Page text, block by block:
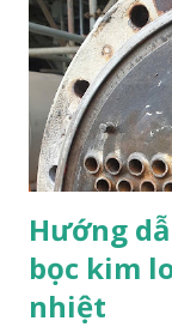
Hướng
bọc kim
nhiệt